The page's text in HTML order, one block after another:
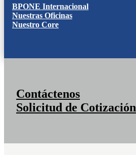
BPONE Internacional
Nuestras Oficinas
Nuestro Core
Contáctenos
Solicitud de Cotización